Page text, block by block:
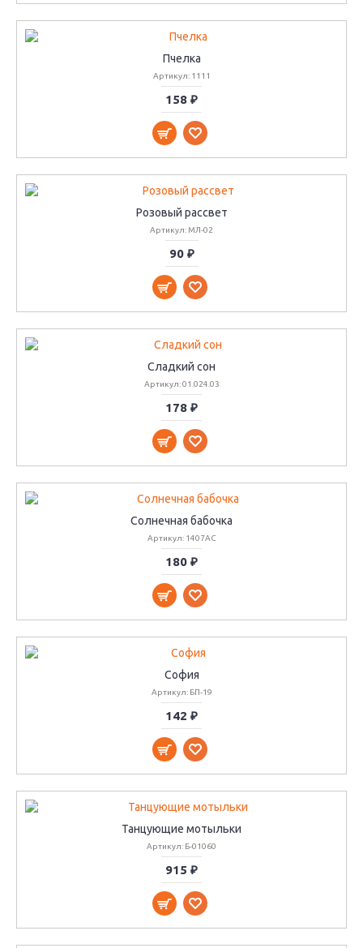
Пчелка
Артикул: 1111
158 ₽
Розовый рассвет
Артикул: МЛ-02
90 ₽
Сладкий сон
Артикул: 01.024.03
178 ₽
Солнечная бабочка
Артикул: 1407АС
180 ₽
София
Артикул: БП-19
142 ₽
Танцующие мотыльки
Артикул: Б-01060
915 ₽